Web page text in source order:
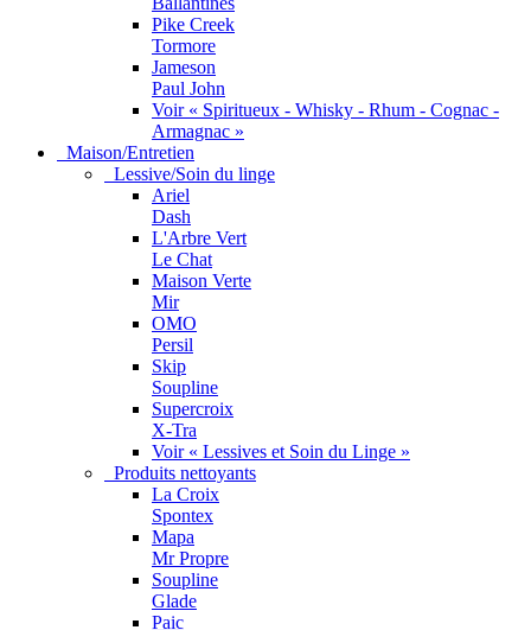
Pike Creek
Tormore
Jameson
Paul John
Voir « Spiritueux - Whisky - Rhum - Cognac -
Armagnac »
Maison/Entretien
Lessive/Soin du linge
Ariel
Dash
L'Arbre Vert
Le Chat
Maison Verte
Mir
OMO
Persil
Skip
Soupline
Supercroix
X-Tra
Voir « Lessives et Soin du Linge »
Produits nettoyants
La Croix
Spontex
Mapa
Mr Propre
Soupline
Glade
Paic